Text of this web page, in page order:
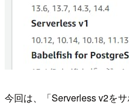
今回は、「Serverless v2を